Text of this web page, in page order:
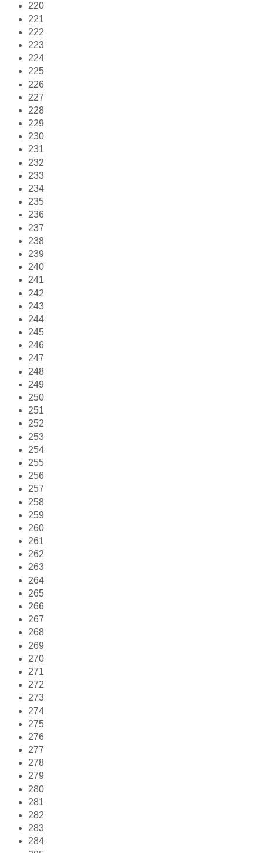
220
221
222
223
224
225
226
227
228
229
230
231
232
233
234
235
236
237
238
239
240
241
242
243
244
245
246
247
248
249
250
251
252
253
254
255
256
257
258
259
260
261
262
263
264
265
266
267
268
269
270
271
272
273
274
275
276
277
278
279
280
281
282
283
284